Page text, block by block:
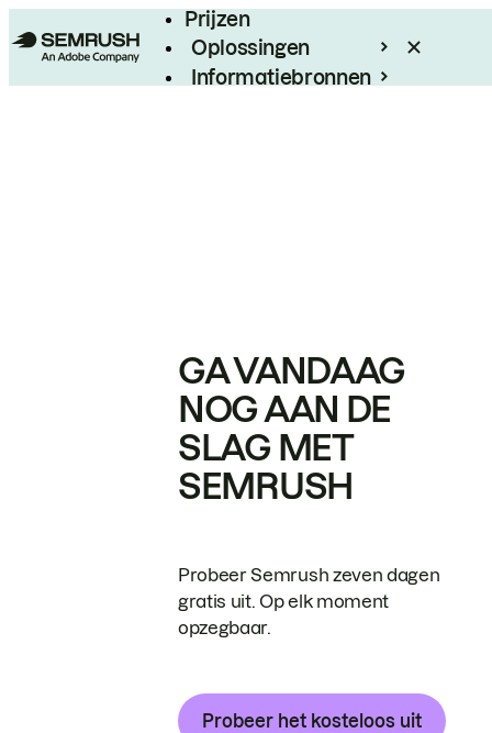
Prijzen
Oplossingen
Informatiebronnen
GA VANDAAG
NOG AAN DE
SLAG MET
SEMRUSH
Probeer Semrush zeven dagen
gratis uit. Op elk moment
opzegbaar.
Probeer het kosteloos uit